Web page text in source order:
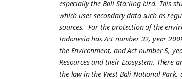
especially the Bali Starling bird. This
which uses secondary data such as
sources. For the protection of the
Indonesia has Act number 32, year
the Environment, and Act number 5,
Resources and their Ecosystem. There
the law in the West Bali National